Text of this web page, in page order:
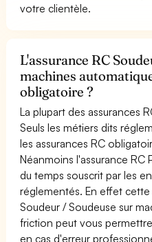
votre clientèle.
L'assurance RC
machines
obligatoire ?
La plupart des assurances
Seuls les métiers dits
les assurances RC
Néanmoins l'assurance RC
du temps souscrit par les
réglementés. En effet
Soudeur / Soudeuse sur
friction peut vous
en cas d'erreur